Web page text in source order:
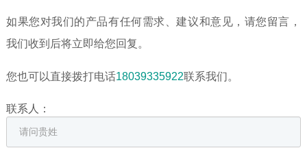
如果您对我们的产品有任何需求、建议和意见，请您留言，
我们收到后将立即给您回复。
您也可以直接拨打电话18039335922联系我们。
联系人：